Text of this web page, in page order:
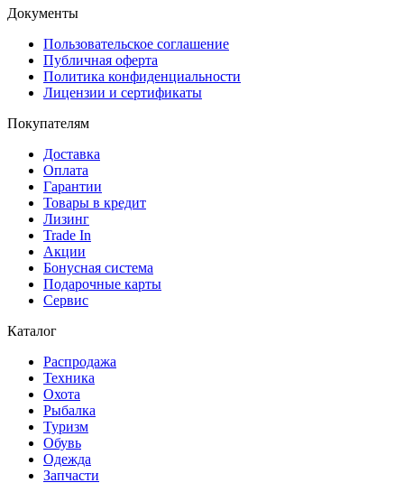
Документы
Пользовательское соглашение
Публичная оферта
Политика конфиденциальности
Лицензии и сертификаты
Покупателям
Доставка
Оплата
Гарантии
Товары в кредит
Лизинг
Trade In
Акции
Бонусная система
Подарочные карты
Сервис
Каталог
Распродажа
Техника
Охота
Рыбалка
Туризм
Обувь
Одежда
Запчасти